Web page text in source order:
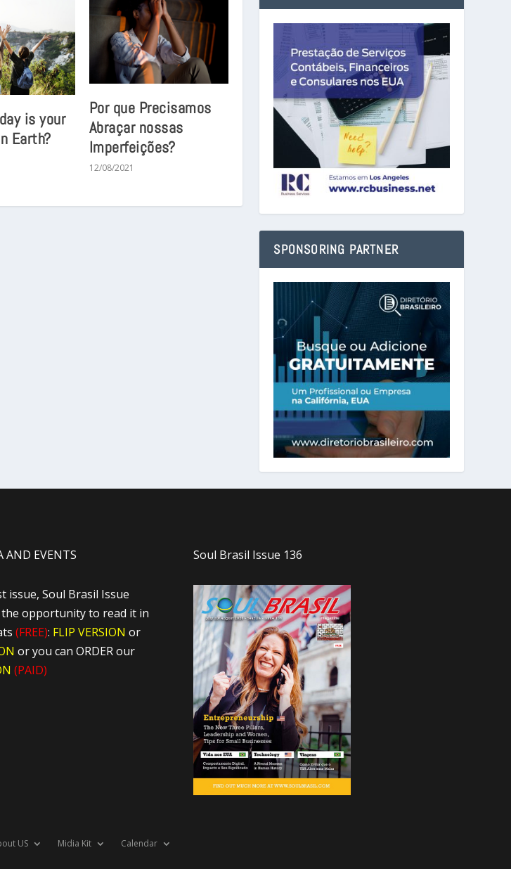
is your
Earth?
Por que Precisamos
Abraçar nossas
Imperfeições?
12/08/2021
SPONSORING PARTNER
AND EVENTS
issue, Soul Brasil Issue
the opportunity to read it in
(FREE): FLIP VERSION or
or you can ORDER our
(PAID)
Soul Brasil Issue 136
US Midia Kit Calendar